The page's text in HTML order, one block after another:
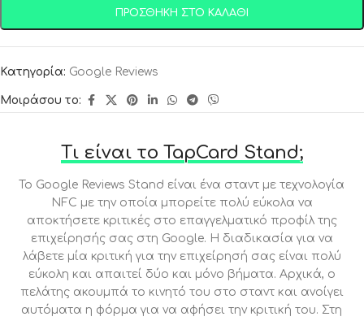
ΠΡΟΣΘΉΚΗ ΣΤΟ ΚΑΛΆΘΙ
Κατηγορία: Google Reviews
Μοιράσου το:
Τι είναι το TapCard Stand;
To Google Reviews Stand είναι ένα σταντ με τεχνολογία
NFC με την οποία μπορείτε πολύ εύκολα να
αποκτήσετε κριτικές στο επαγγελματικό προφίλ της
επιχείρησής σας στη Google. Η διαδικασία για να
λάβετε μία κριτική για την επιχείρησή σας είναι πολύ
εύκολη και απαιτεί δύο και μόνο βήματα. Αρχικά, ο
πελάτης ακουμπά το κινητό του στο σταντ και ανοίγει
αυτόματα η φόρμα για να αφήσει την κριτική του. Στη